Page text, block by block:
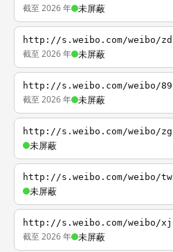
截至 2026 年 未屏蔽
http://s.weibo.com/weibo/zd
截至 2026 年 未屏蔽
http://s.weibo.com/weibo/89
截至 2026 年 未屏蔽
http://s.weibo.com/weibo/zg
未屏蔽
http://s.weibo.com/weibo/tw
未屏蔽
http://s.weibo.com/weibo/xj
截至 2026 年 未屏蔽